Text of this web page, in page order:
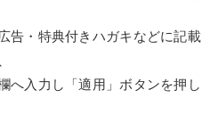
告・特典付きハガキなどに記載
へ入力し「適用」ボタンを押し